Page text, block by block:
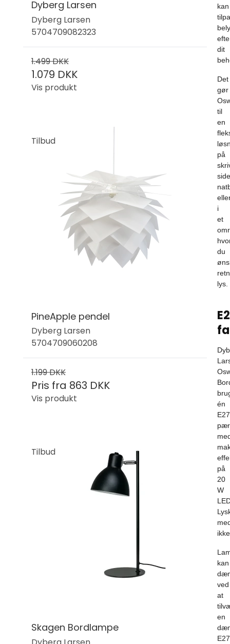
Dyberg Larsen
Dyberg Larsen
5704709082323
1.499 DKK
1.079 DKK
Vis produkt
Tilbud
PineApple pendel
Dyberg Larsen
5704709060208
1.199 DKK
Pris fra 863 DKK
Vis produkt
Tilbud
Skagen Bordlampe
kan
dit
Det
gør
til
en
på
i
et
du
lys.
én
på
20
W
kan
ved
at
en